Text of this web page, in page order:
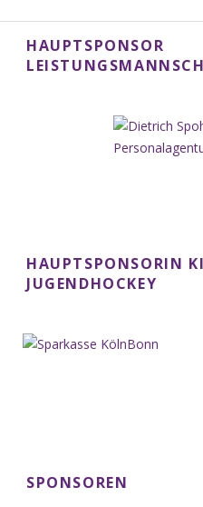
HAUPTSPONSOR
HAUPTSPONSORIN
JUGENDHOCKEY
SPONSOREN